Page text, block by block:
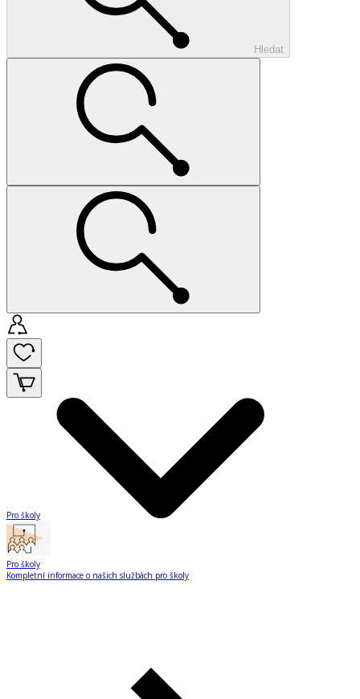
Hledat
Pro školy
Pro školy
Kompletní informace o našich službách pro školy